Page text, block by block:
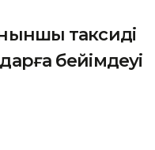
таксиді
бейімдеуі